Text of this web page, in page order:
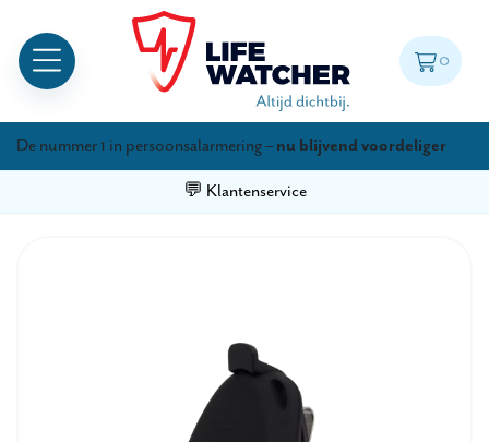
0
De nummer 1 in persoonsalarmering –nu blijvend voordeliger
💬 Klantenservice